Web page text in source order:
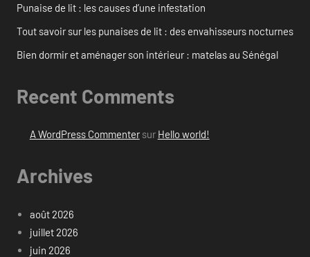
Punaise de lit : les causes d’une infestation
Tout savoir sur les punaises de lit : des envahisseurs nocturnes
Bien dormir et aménager son intérieur : matelas au Sénégal
Recent Comments
A WordPress Commentersur Hello world!
Archives
août 2026
juillet 2026
juin 2026